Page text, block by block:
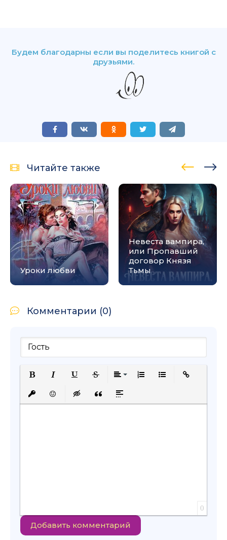
Будем благодарны если вы поделитесь книгой с
друзьями.
Читайте также
Уроки любви
Невеста вампира,
или Пропавший
договор Князя
Тьмы
Комментарии (0)
Подчеркнутый
Вставить защищенную ссылку
Вставить смайлик
Вставка скрытого текста
Вставка цитаты
Вставка спойлера
0
Добавить комментарий